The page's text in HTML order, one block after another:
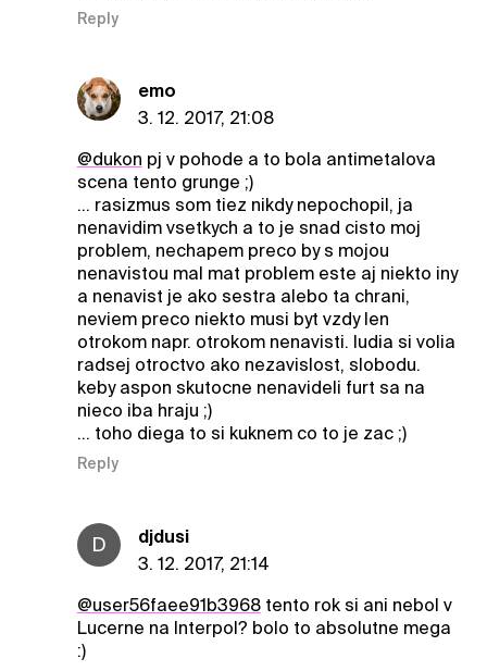
Reply
emo
3. 12. 2017, 21:08
@dukon pj v pohode a to bola antimetalova
scena tento grunge ;)
... rasizmus som tiez nikdy nepochopil, ja
nenavidim vsetkych a to je snad cisto moj
problem, nechapem preco by s mojou
nenavistou mal mat problem este aj niekto iny
a nenavist je ako sestra alebo ta chrani,
neviem preco niekto musi byt vzdy len
otrokom napr. otrokom nenavisti. ludia si volia
radsej otroctvo ako nezavislost, slobodu.
keby aspon skutocne nenavideli furt sa na
nieco iba hraju ;)
... toho diega to si kuknem co to je zac ;)
Reply
D
djdusi
3. 12. 2017, 21:14
@user56faee91b3968tento rok si ani nebol v
Lucerne na Interpol? bolo to absolutne mega
:)